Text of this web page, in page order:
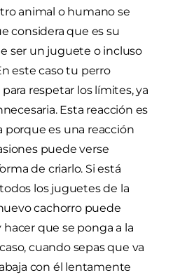
animal o humano se
considera que es su
ser un juguete o incluso
este caso tu perro
respetar los límites, ya
Esta reacción es
porque es una reacción
puede verse
de criarlo. Si está
los juguetes de la
cachorro puede
que se ponga a la
cuando sepas que va
con él lentamente